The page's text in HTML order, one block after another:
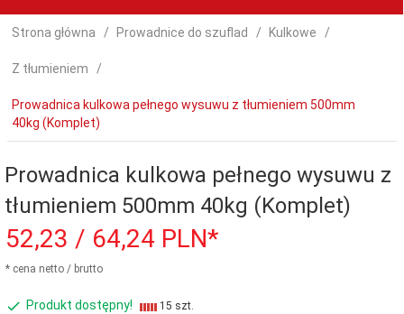
Strona główna Prowadnice do szuflad Kulkowe
Z tłumieniem
Prowadnica kulkowa pełnego wysuwu z tłumieniem 500mm
40kg (Komplet)
Prowadnica kulkowa pełnego wysuwu z
tłumieniem 500mm 40kg (Komplet)
52,23 / 64,24 PLN*
* cena netto / brutto
Produkt dostępny! 15 szt.